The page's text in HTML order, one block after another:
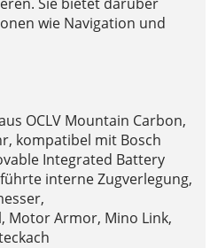
wie Navigation und
OCLV Mountain Carbon,
kompatibel mit Bosch
Integrated Battery
interne Zugverlegung,
Motor Armor, Mino Link,